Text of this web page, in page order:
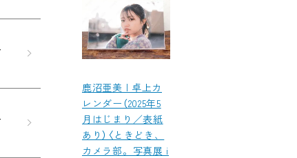
鹿沼亜美 | 卓上カ
レンダー（2025年5
月はじまり／表紙
あり）〈ときどき、
カメラ部。写真展 i